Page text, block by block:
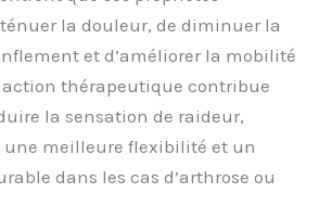
la douleur, de diminuer la
et d’améliorer la mobilité
thérapeutique contribue
la sensation de raideur,
meilleure flexibilité et un
dans les cas d’arthrose ou